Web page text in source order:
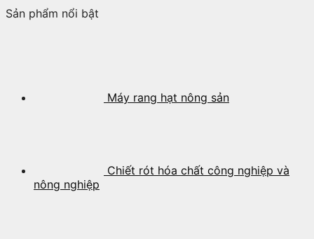
Sản phẩm nổi bật
Máy rang hạt nông sản
Chiết rót hóa chất công nghiệp và
nông nghiệp